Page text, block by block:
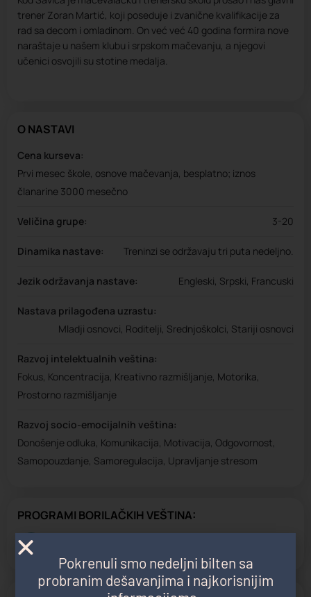
trener Zoran Martić, koji poseduje i zvanične kvalifikacije za
rad sa decom i omladinom. On već već 40 godina formira nove
naraštaje u našem klubu i srpskom mačevanju, a njegovi
učenici osvojili su stotine medalja.
O NASTAVI
Cena kurseva:
Prvi mesec škole, osnove mačevanja, besplatno; iznos
članarine 3000 mesečno
Veličina grupe: 3-20
Dinamika nastave: Treninzi se održavaju tri puta nedeljno.
Jezik održavanja nastave: Engleski, Srpski, Francuski
Nastava prilagođena uzrastu:
Mladji osnovci, Roditelji, Srednjoškolci, Stariji osnovci
Razvoj intelektualnih veština:
Fokus, Koncentracija, Kreativno razmišljanje, Motorika,
Prostorno razmišljanje
Razvoj socio-emocijalnih veština:
Donošenje odluka, Komunikacija, Motivacija, Odgovornost,
Samopouzdanje, Samoregulacija, Upravljanje stresom
PROGRAMI BORILAČKIH VEŠTINA:
Pokrenuli smo nedeljni bilten sa
probranim dešavanjima i najkorisnijim